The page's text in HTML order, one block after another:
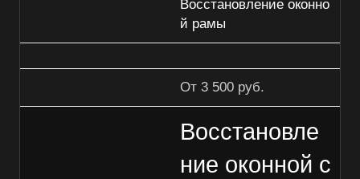
Восстановление оконно
й рамы
От 3 500 руб.
Восстановле
ние оконной с